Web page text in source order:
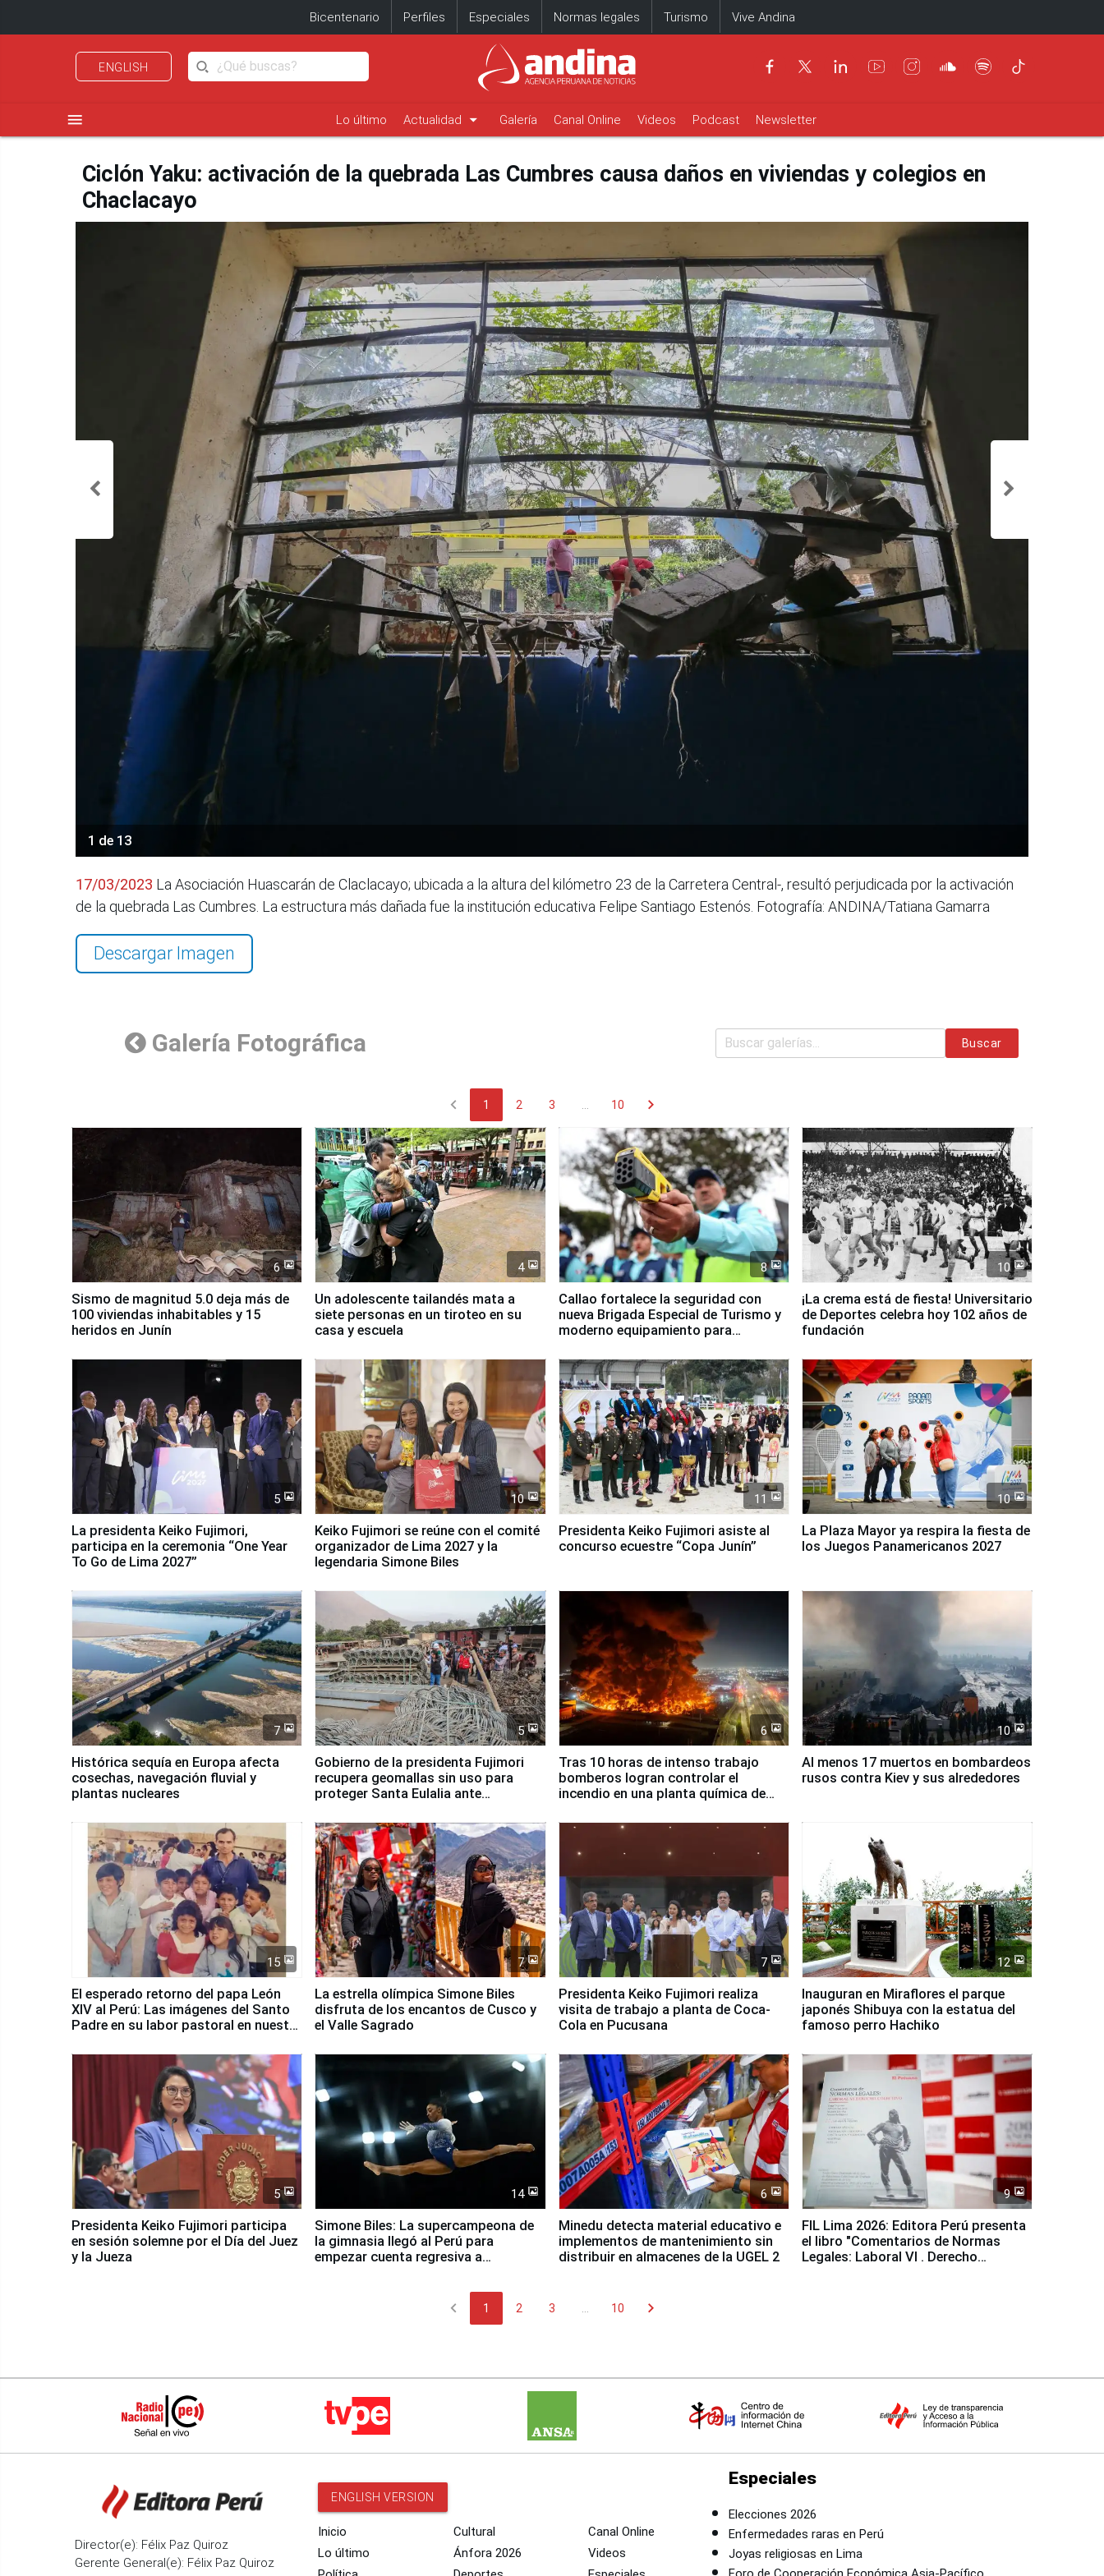
Bicentenario Perfiles Especiales Normas legales Turismo Vive Andina
ENGLISH
menu Lo último Actualidad arrow_drop_down Galería Canal Online Videos Podcast Newsletter
Ciclón Yaku: activación de la quebrada Las Cumbres causa daños en viviendas y colegios en
Chaclacayo
1 de 13
17/03/2023 La Asociación Huascarán de Claclacayo; ubicada a la altura del kilómetro 23 de la Carretera Central-, resultó perjudicada por la activación
de la quebrada Las Cumbres. La estructura más dañada fue la institución educativa Felipe Santiago Estenós. Fotografía: ANDINA/Tatiana Gamarra
Descargar Imagen
Galería Fotográfica Buscar
chevron_left 1 2 3 10 chevron_right
6
Sismo de magnitud 5.0 deja más de
100 viviendas inhabitables y 15
heridos en Junín
4
Un adolescente tailandés mata a
siete personas en un tiroteo en su
casa y escuela
8
Callao fortalece la seguridad con
nueva Brigada Especial de Turismo y
moderno equipamiento para
10
¡La crema está de fiesta! Universitario
de Deportes celebra hoy 102 años de
fundación
5
La presidenta Keiko Fujimori,
participa en la ceremonia “One Year
To Go de Lima 2027”
10
Keiko Fujimori se reúne con el comité
organizador de Lima 2027 y la
legendaria Simone Biles
11
Presidenta Keiko Fujimori asiste al
concurso ecuestre “Copa Junín”
10
La Plaza Mayor ya respira la fiesta de
los Juegos Panamericanos 2027
7
Histórica sequía en Europa afecta
cosechas, navegación fluvial y
plantas nucleares
5
Gobierno de la presidenta Fujimori
recupera geomallas sin uso para
proteger Santa Eulalia ante
6
Tras 10 horas de intenso trabajo
bomberos logran controlar el
incendio en una planta química de
10
Al menos 17 muertos en bombardeos
rusos contra Kiev y sus alrededores
15
El esperado retorno del papa León
XIV al Perú: Las imágenes del Santo
Padre en su labor pastoral en nuestro
7
La estrella olímpica Simone Biles
disfruta de los encantos de Cusco y
el Valle Sagrado
7
Presidenta Keiko Fujimori realiza
visita de trabajo a planta de Coca-
Cola en Pucusana
12
Inauguran en Miraflores el parque
japonés Shibuya con la estatua del
famoso perro Hachiko
5
Presidenta Keiko Fujimori participa
en sesión solemne por el Día del Juez
y la Jueza
14
Simone Biles: La supercampeona de
la gimnasia llegó al Perú para
empezar cuenta regresiva a
6
Minedu detecta material educativo e
implementos de mantenimiento sin
distribuir en almacenes de la UGEL 2
9
FIL Lima 2026: Editora Perú presenta
el libro "Comentarios de Normas
Legales: Laboral Vl . Derecho
chevron_left 1 2 3 10 chevron_right
Director(e): Félix Paz Quiroz
Gerente General(e): Félix Paz Quiroz
ENGLISH VERSION
Inicio
Lo último
Cultural
Ánfora 2026
Canal Online
Videos
Especiales
Elecciones 2026
Enfermedades raras en Perú
Joyas religiosas en Lima